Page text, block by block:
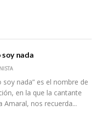
soy nada
soy nada” es el nombre de
en la que la cantante
Amaral, nos recuerda...